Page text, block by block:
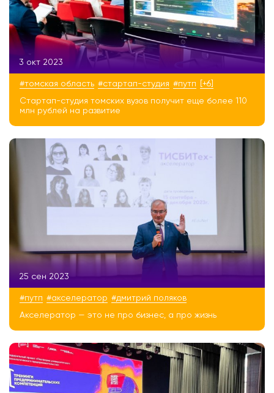
3 окт 2023
#томская область #стартап-студия #путп
[+6]
Стартап-студия томских вузов получит еще более 110
млн рублей на развитие
25 сен 2023
#путп #акселератор #дмитрий поляков
Акселератор — это не про бизнес, а про жизнь